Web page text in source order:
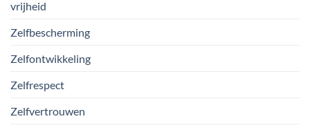
vrijheid
Zelfbescherming
Zelfontwikkeling
Zelfrespect
Zelfvertrouwen